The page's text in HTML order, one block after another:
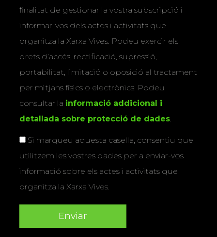
finalitat de gestionar la vostra subscripció i
informar-vos dels actes i activitats que
organitza la Xarxa Vives. Podeu exercir els
drets d’accés, rectificació, supressió,
portabilitat, limitació o oposició al tractament
per mitjans físics o electrònics. Podeu
consultar la informació addicional i
detallada sobre protecció de dades.
Si marqueu aquesta casella, consentiu que
utilitzem les vostres dades per a enviar-vos
informació sobre els actes i activitats que
organitza la Xarxa Vives.